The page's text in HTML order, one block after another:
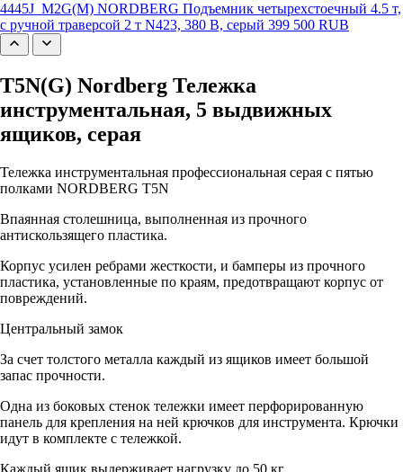
4445J_M2G(M) NORDBERG Подъемник четырехстоечный 4.5 т,
с ручной траверсой 2 т N423, 380 В, серый 399 500 RUB
T5N(G) Nordberg Тележка
инструментальная, 5 выдвижных
ящиков, серая
Тележка инструментальная профессиональная серая c пятью
полками NORDBERG T5N
Впаянная столешница, выполненная из прочного
антискользящего пластика.
Корпус усилен ребрами жесткости, и бамперы из прочного
пластика, установленные по краям, предотвращают корпус от
повреждений.
Центральный замок
За счет толстого металла каждый из ящиков имеет большой
запас прочности.
Одна из боковых стенок тележки имеет перфорированную
панель для крепления на ней крючков для инструмента. Крючки
идут в комплекте с тележкой.